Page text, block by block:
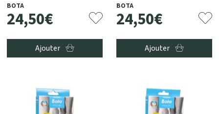
BOTA
24,50€
Ajouter
BOTA
24,50€
Ajouter